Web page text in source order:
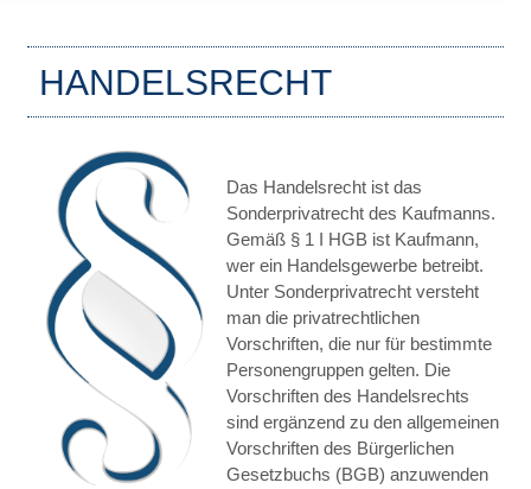
HANDELSRECHT
Das Handelsrecht ist das
Sonderprivatrecht des Kaufmanns.
Gemäß § 1 I HGB ist Kaufmann,
wer ein Handelsgewerbe betreibt.
Unter Sonderprivatrecht versteht
man die privatrechtlichen
Vorschriften, die nur für bestimmte
Personengruppen gelten. Die
Vorschriften des Handelsrechts
sind ergänzend zu den allgemeinen
Vorschriften des Bürgerlichen
Gesetzbuchs (BGB) anzuwenden